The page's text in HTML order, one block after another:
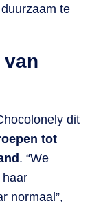
te
van
dit
tot
. “We
haar
normaal”,